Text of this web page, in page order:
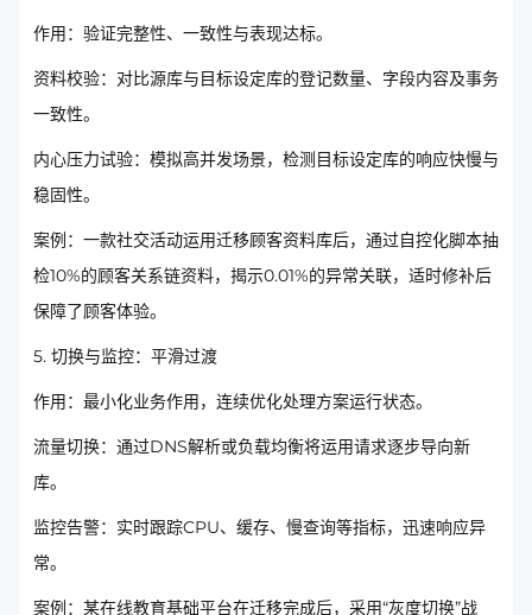
作用：验证完整性、一致性与表现达标。
资料校验：对比源库与目标设定库的登记数量、字段内容及事务
一致性。
内心压力试验：模拟高并发场景，检测目标设定库的响应快慢与
稳固性。
案例：一款社交活动运用迁移顾客资料库后，通过自控化脚本抽
检10%的顾客关系链资料，揭示0.01%的异常关联，适时修补后
保障了顾客体验。
5. 切换与监控：平滑过渡
作用：最小化业务作用，连续优化处理方案运行状态。
流量切换：通过DNS解析或负载均衡将运用请求逐步导向新
库。
监控告警：实时跟踪CPU、缓存、慢查询等指标，迅速响应异
常。
案例：某在线教育基础平台在迁移完成后，采用“灰度切换”战